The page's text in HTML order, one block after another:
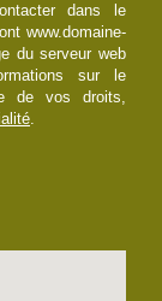
dans le
www.domaine-
du serveur web
sur le
de vos droits,
.